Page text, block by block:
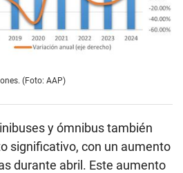
(Foto: AAP)
y ómnibus también
significativo, con un aumento
durante abril. Este aumento